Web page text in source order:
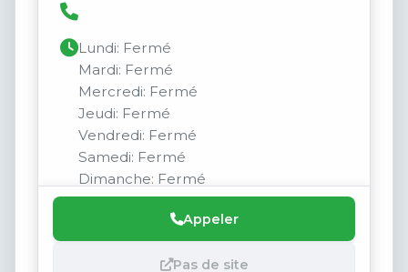
Lundi: Fermé
Mardi: Fermé
Mercredi: Fermé
Jeudi: Fermé
Vendredi: Fermé
Samedi: Fermé
Dimanche: Fermé
Appeler
Pas de site